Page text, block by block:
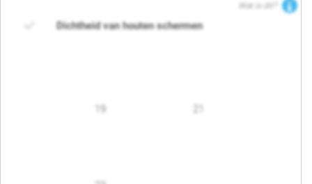
Wat is dit?
Dichtheid van houten schermen
19